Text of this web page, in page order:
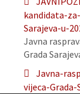
kandidata-
Sarajeva-u-
Javna
Grada
Javna-
vijeca-